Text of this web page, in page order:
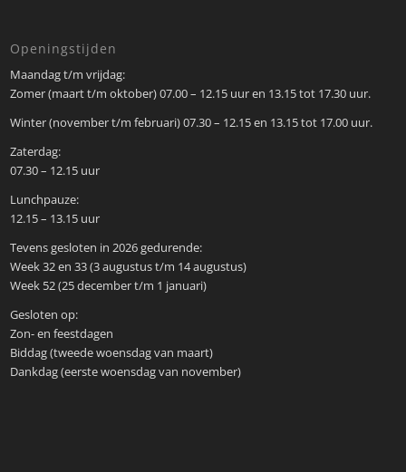
Openingstijden
Maandag t/m vrijdag:
Zomer (maart t/m oktober) 07.00 – 12.15 uur en 13.15 tot 17.30 uur.
Winter (november t/m februari) 07.30 – 12.15 en 13.15 tot 17.00 uur.
Zaterdag:
07.30 – 12.15 uur
Lunchpauze:
12.15 – 13.15 uur
Tevens gesloten in 2026 gedurende:
Week 32 en 33 (3 augustus t/m 14 augustus)
Week 52 (25 december t/m 1 januari)
Gesloten op:
Zon- en feestdagen
Biddag (tweede woensdag van maart)
Dankdag (eerste woensdag van november)